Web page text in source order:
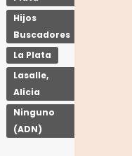
Hijos
Buscadores
La Plata
Lasalle,
Alicia
Ninguno
(ADN)